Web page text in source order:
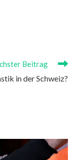
Beitrag
in der Schweiz?